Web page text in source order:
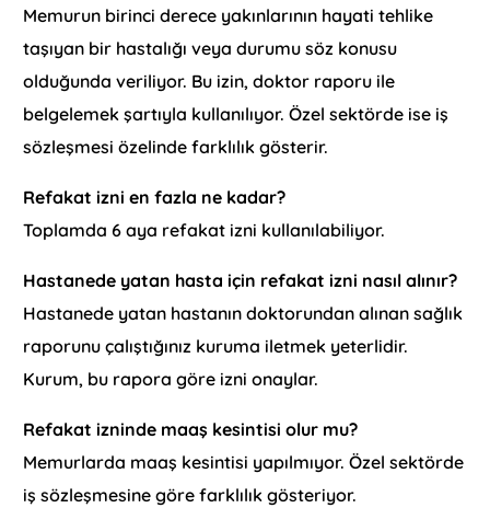
Memurun birinci derece yakınlarının hayati tehlike
taşıyan bir hastalığı veya durumu söz konusu
olduğunda veriliyor. Bu izin, doktor raporu ile
belgelemek şartıyla kullanılıyor. Özel sektörde ise iş
sözleşmesi özelinde farklılık gösterir.
Refakat izni en fazla ne kadar?
Toplamda 6 aya refakat izni kullanılabiliyor.
Hastanede yatan hasta için refakat izni nasıl alınır?
Hastanede yatan hastanın doktorundan alınan sağlık
raporunu çalıştığınız kuruma iletmek yeterlidir.
Kurum, bu rapora göre izni onaylar.
Refakat izninde maaş kesintisi olur mu?
Memurlarda maaş kesintisi yapılmıyor. Özel sektörde
iş sözleşmesine göre farklılık gösteriyor.